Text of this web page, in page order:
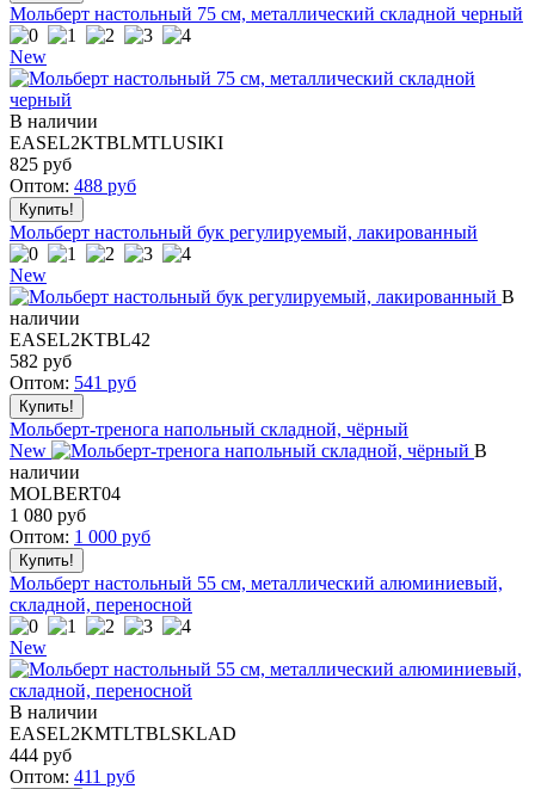
Мольберт настольный 75 см, металлический складной черный
New
В наличии
EASEL2KTBLMTLUSIKI
825 руб
Оптом: 488 руб
Мольберт настольный бук регулируемый, лакированный
New
В
наличии
EASEL2KTBL42
582 руб
Оптом: 541 руб
Мольберт-тренога напольный складной, чёрный
New
В
наличии
MOLBERT04
1 080 руб
Оптом: 1 000 руб
Мольберт настольный 55 см, металлический алюминиевый,
складной, переносной
New
В наличии
EASEL2KMTLTBLSKLAD
444 руб
Оптом: 411 руб